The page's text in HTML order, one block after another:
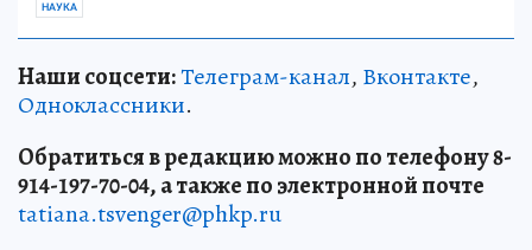
НАУКА
Наши соцсети:Телеграм-канал, Вконтакте,
Одноклассники.
Обратиться в редакцию можно по телефону 8-
914-197-70-04, а также по электронной почте
tatiana.tsvenger@phkp.ru